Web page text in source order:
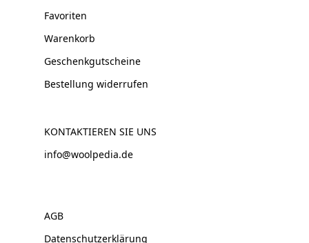
Favoriten
Warenkorb
Geschenkgutscheine
Bestellung widerrufen
KONTAKTIEREN SIE UNS
info@woolpedia.de
AGB
Datenschutzerklärung